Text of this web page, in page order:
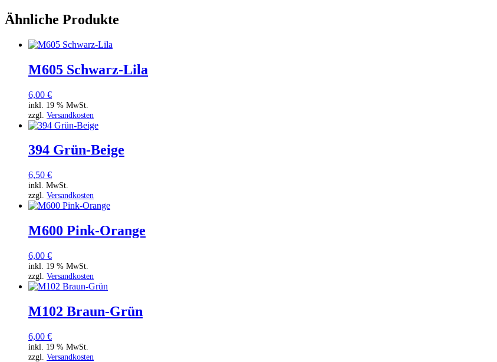
Ähnliche Produkte
M605 Schwarz-Lila
6,00 €
inkl. 19 % MwSt.
zzgl. Versandkosten
394 Grün-Beige
6,50 €
inkl. MwSt.
zzgl. Versandkosten
M600 Pink-Orange
6,00 €
inkl. 19 % MwSt.
zzgl. Versandkosten
M102 Braun-Grün
6,00 €
inkl. 19 % MwSt.
zzgl. Versandkosten